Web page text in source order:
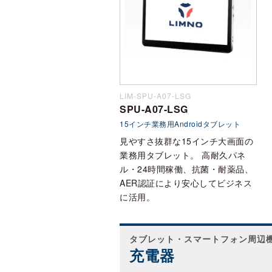
LIM-SPU-A07-LSG
SPU-A07-LSG
15インチ業務用Androidタブレット
見やすさ抜群な15インチ大画面の
業務用タブレット。 高耐久パネ
ル・24時間稼働、抗菌・耐薬品、
AER認証により安心してビジネス
に活用。
タブレット・スマートフォン周辺
充電器